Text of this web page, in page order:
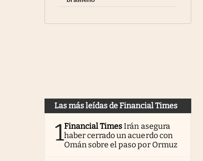
Las más leídas de Financial Times
1Financial TimesIrán asegura
haber cerrado un acuerdo con
Omán sobre el paso por Ormuz